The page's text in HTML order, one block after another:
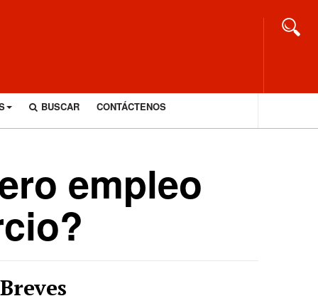
BUSCAR CONTÁCTENOS
empleo
Breves